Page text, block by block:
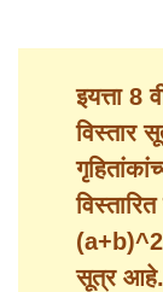
इयत्ता 8
विस्तार
सूत्र आहे.